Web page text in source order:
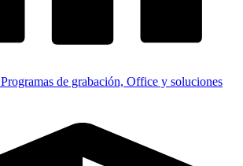
Programas de grabación, Office y soluciones